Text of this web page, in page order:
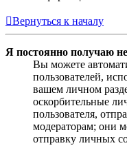
Вернуться к началу
Я постоянно получаю
Вы можете
пользователей,
вашем личном
оскорбительные
пользователя,
модераторам; они
отправку личных